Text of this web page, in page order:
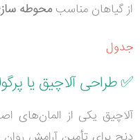
از گیاهان مناسبمحوطه
جدول
✅طراحی آلاچیق یا
آلاچیق یکی از المان‌های